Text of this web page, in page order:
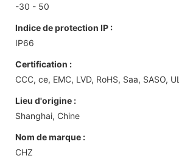
-30 - 50
Indice de protection IP :
IP66
Certification :
CCC, ce, EMC, LVD, RoHS, Saa, SASO, UL
Lieu d'origine :
Shanghai, Chine
Nom de marque :
CHZ